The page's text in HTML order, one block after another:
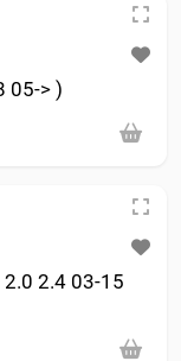
05-> )
2.0 2.4 03-15